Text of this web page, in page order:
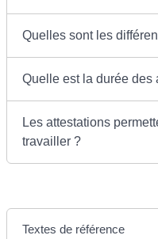
Quelles sont les
Quelle est la durée des
Les attestations
travailler ?
Textes de référence